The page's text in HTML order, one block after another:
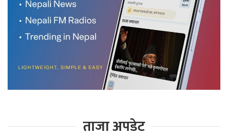
ताजा अपडेट